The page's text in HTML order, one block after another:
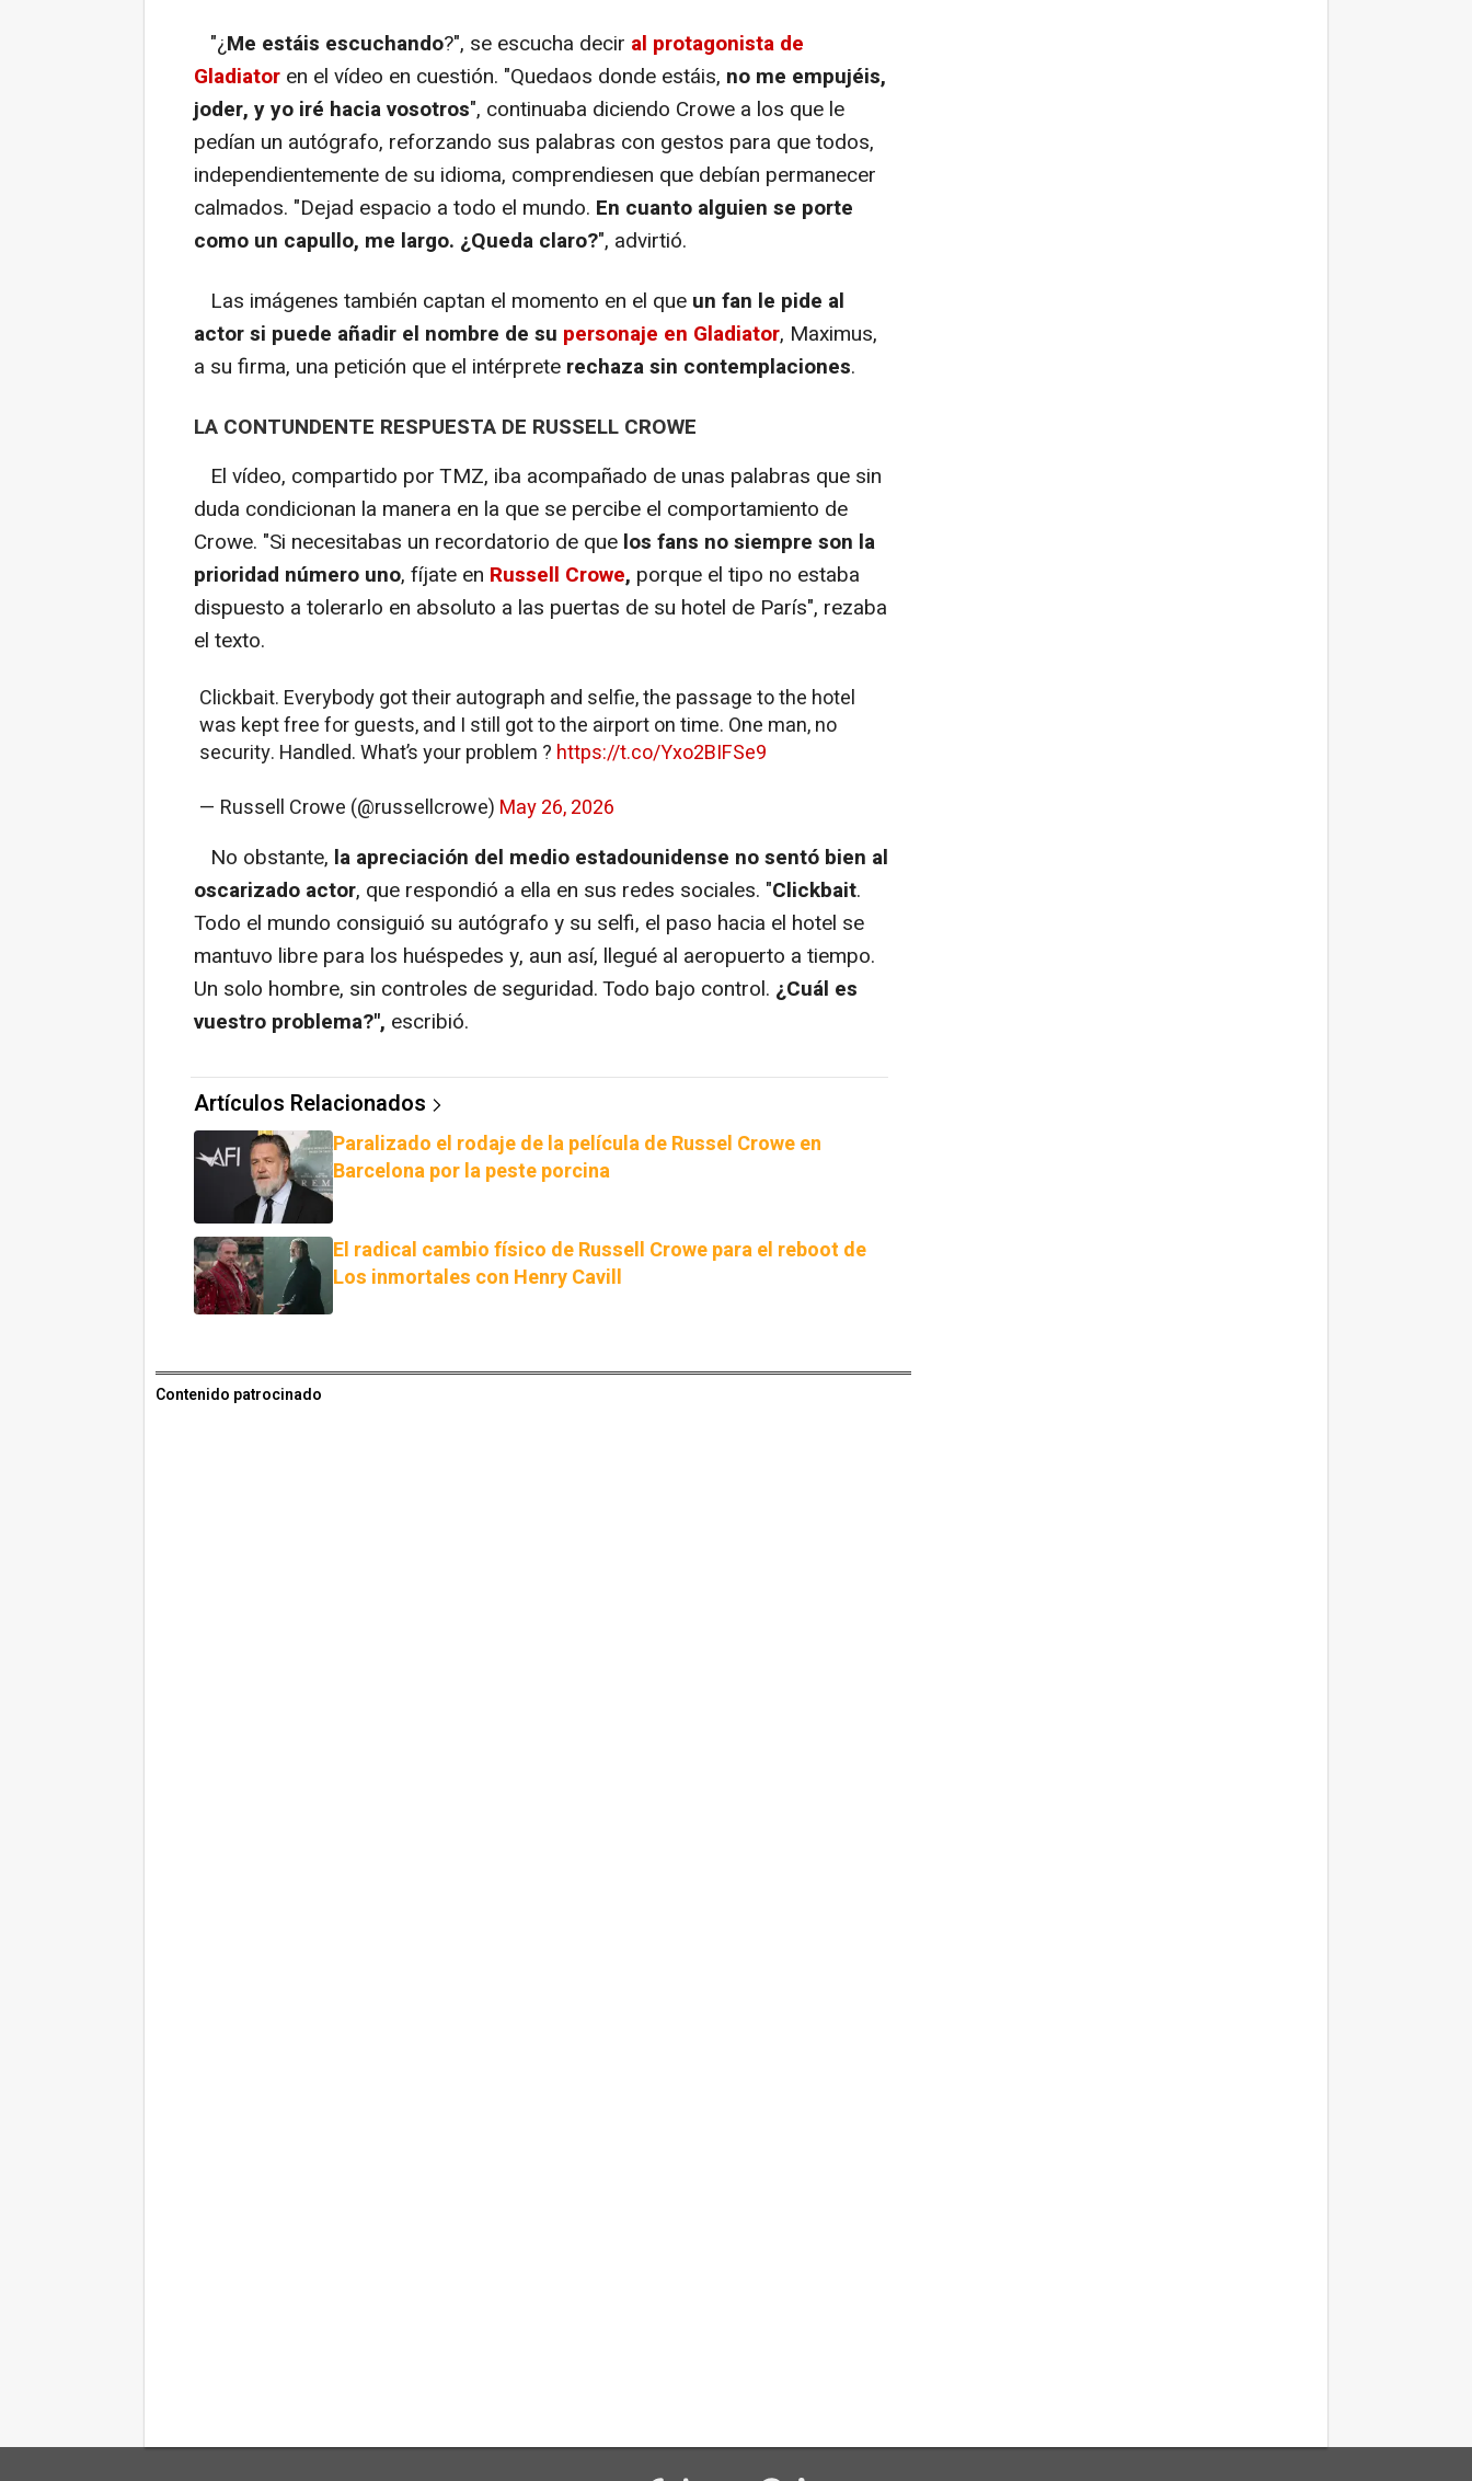
"¿Me estáis escuchando?", se escucha decir al protagonista de
Gladiator en el vídeo en cuestión. "Quedaos donde estáis, no me empujéis,
joder, y yo iré hacia vosotros", continuaba diciendo Crowe a los que le
pedían un autógrafo, reforzando sus palabras con gestos para que todos,
independientemente de su idioma, comprendiesen que debían permanecer
calmados. "Dejad espacio a todo el mundo. En cuanto alguien se porte
como un capullo, me largo. ¿Queda claro?", advirtió.
Las imágenes también captan el momento en el que un fan le pide al
actor si puede añadir el nombre de su personaje en Gladiator, Maximus,
a su firma, una petición que el intérprete rechaza sin contemplaciones.
LA CONTUNDENTE RESPUESTA DE RUSSELL CROWE
El vídeo, compartido por TMZ, iba acompañado de unas palabras que sin
duda condicionan la manera en la que se percibe el comportamiento de
Crowe. "Si necesitabas un recordatorio de que los fans no siempre son la
prioridad número uno, fíjate en Russell Crowe, porque el tipo no estaba
dispuesto a tolerarlo en absoluto a las puertas de su hotel de París", rezaba
el texto.
Clickbait. Everybody got their autograph and selfie, the passage to the hotel
was kept free for guests, and I still got to the airport on time. One man, no
security. Handled. What’s your problem ? https://t.co/Yxo2BIFSe9
— Russell Crowe (@russellcrowe) May 26, 2026
No obstante, la apreciación del medio estadounidense no sentó bien al
oscarizado actor, que respondió a ella en sus redes sociales. "Clickbait.
Todo el mundo consiguió su autógrafo y su selfi, el paso hacia el hotel se
mantuvo libre para los huéspedes y, aun así, llegué al aeropuerto a tiempo.
Un solo hombre, sin controles de seguridad. Todo bajo control. ¿Cuál es
vuestro problema?", escribió.
Artículos Relacionados
Paralizado el rodaje de la película de Russel Crowe en
Barcelona por la peste porcina
El radical cambio físico de Russell Crowe para el reboot de
Los inmortales con Henry Cavill
Contenido patrocinado